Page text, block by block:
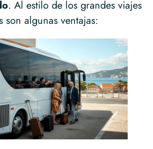
. Al estilo de los grandes viajes
son algunas ventajas: